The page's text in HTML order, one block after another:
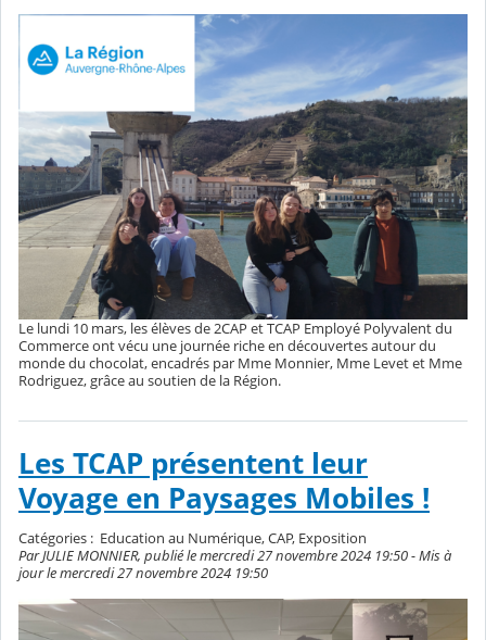
Le lundi 10 mars, les élèves de 2CAP et TCAP Employé Polyvalent du
Commerce ont vécu une journée riche en découvertes autour du
monde du chocolat, encadrés par Mme Monnier, Mme Levet et Mme
Rodriguez, grâce au soutien de la Région.
Les TCAP présentent leur
Voyage en Paysages Mobiles !
Catégories : Education au Numérique, CAP, Exposition
Par JULIE MONNIER, publié le mercredi 27 novembre 2024 19:50 - Mis à
jour le mercredi 27 novembre 2024 19:50